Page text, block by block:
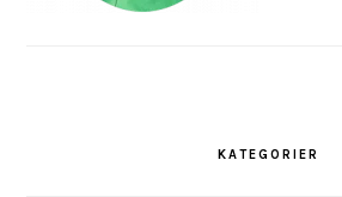
KATEGORIER